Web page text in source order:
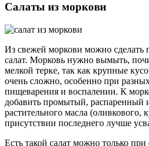
Салаты из моркови
Из свежей моркови можно
салат. Морковь нужно вымыть,
мелкой терке, так как крупные
очень сложно, особенно при
пищеварения и воспалении. К
добавить промытый, распаренный
растительного масла (оливкового,
присутствии последнего лучше
Есть такой салат можно только